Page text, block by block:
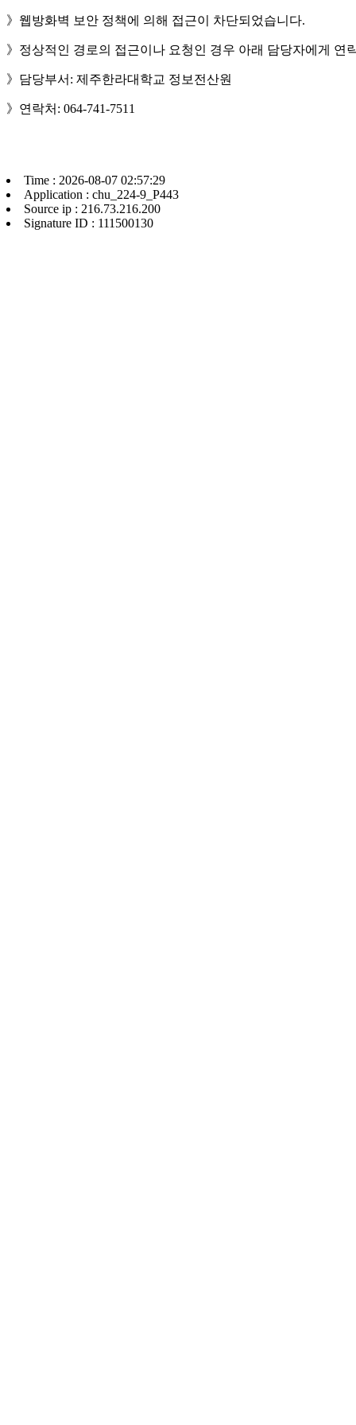
》웹방화벽 보안 정책에 의해 접근이 차단되었습니다.
》정상적인 경로의 접근이나 요청인 경우 아래 담당자에게 연
》담당부서: 제주한라대학교 정보전산원
》연락처: 064-741-7511
Time : 2026-08-07 02:57:29
Application : chu_224-9_P443
Source ip : 216.73.216.200
Signature ID : 111500130